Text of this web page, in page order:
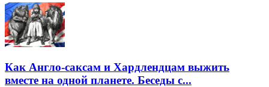
Как Англо-саксам и Хардлендцам выжить
вместе на одной планете. Беседы с...